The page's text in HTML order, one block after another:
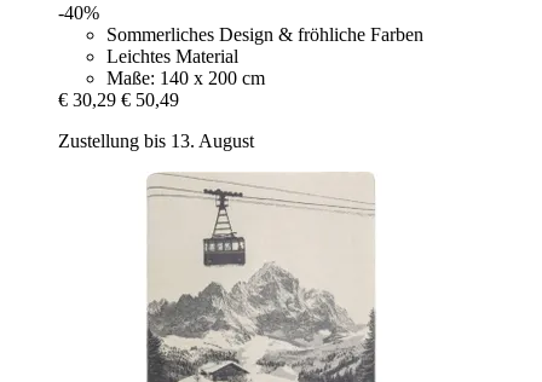
-40%
Sommerliches Design & fröhliche Farben
Leichtes Material
Maße: 140 x 200 cm
€ 30,29 € 50,49
Zustellung bis 13. August